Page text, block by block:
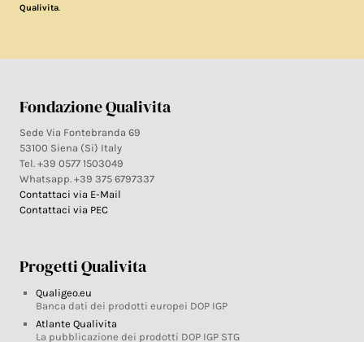
Qualivita.
Fondazione Qualivita
Sede Via Fontebranda 69
53100 Siena (Si) Italy
Tel. +39 0577 1503049
Whatsapp. +39 375 6797337
Contattaci via E-Mail
Contattaci via PEC
Progetti Qualivita
Qualigeo.eu
Banca dati dei prodotti europei DOP IGP
Atlante Qualivita
La pubblicazione dei prodotti DOP IGP STG